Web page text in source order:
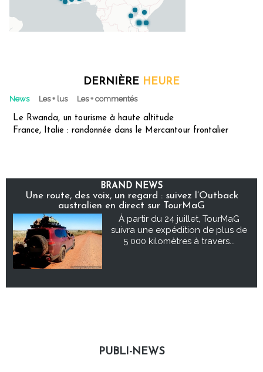
DERNIÈRE HEURE
News Les + lus Les + commentés
Le Rwanda, un tourisme à haute altitude
France, Italie : randonnée dans le Mercantour frontalier
BRAND NEWS
Une route, des voix, un regard : suivez l’Outback
australien en direct sur TourMaG
À partir du 24 juillet, TourMaG
suivra une expédition de plus de
5 000 kilomètres à travers...
PUBLI-NEWS